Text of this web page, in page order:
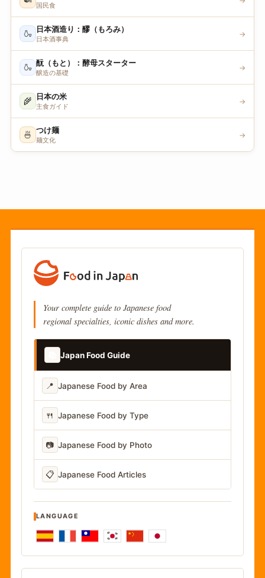
国民食
🍶 日本酒造り：醪（もろみ）
日本酒事典
→
🍶 酛（もと）：酵母スターター
醸造の基礎
→
🌾 日本の米
主食ガイド
→
🍜 つけ麺
麺文化
→
Your complete guide to Japanese food
regional specialties, iconic dishes and more.
Japan Food Guide
📍 Japanese Food by Area
🍴 Japanese Food by Type
📷 Japanese Food by Photo
📋 Japanese Food Articles
LANGUAGE